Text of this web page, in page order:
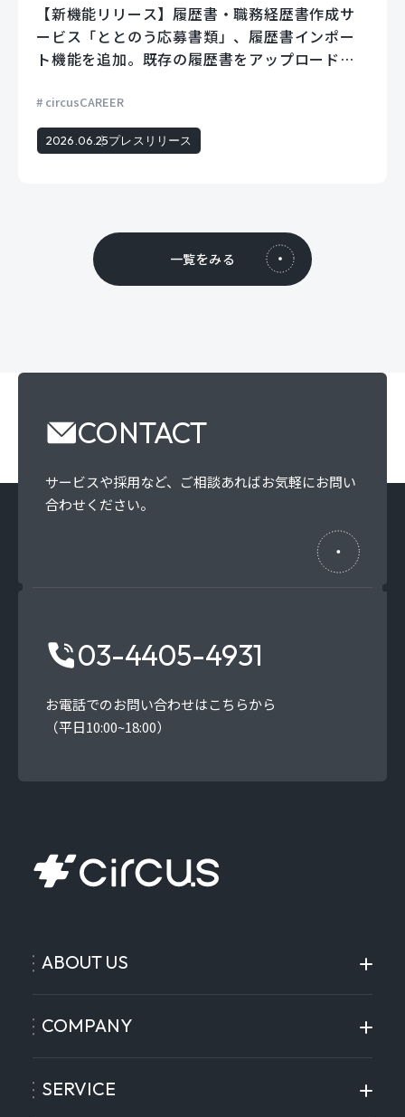
一覧をみる
【新機能リリース】履歴書・職務経歴書作成サ
ービス「ととのう応募書類」、履歴書インポー
ト機能を追加。既存の履歴書をアップロードす
circusCAREER
2026.06.25プレスリリース
CONTACT
サービスや採用など、 ご相談あればお気軽にお問い
合わせください。
03-4405-4931
お電話でのお問い合わせはこちらから
（平日10:00~18:00）
ABOUT US
COMPANY
SERVICE